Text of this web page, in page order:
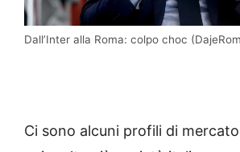
Dall’Inter alla Roma: colpo choc
Ci sono alcuni profili di